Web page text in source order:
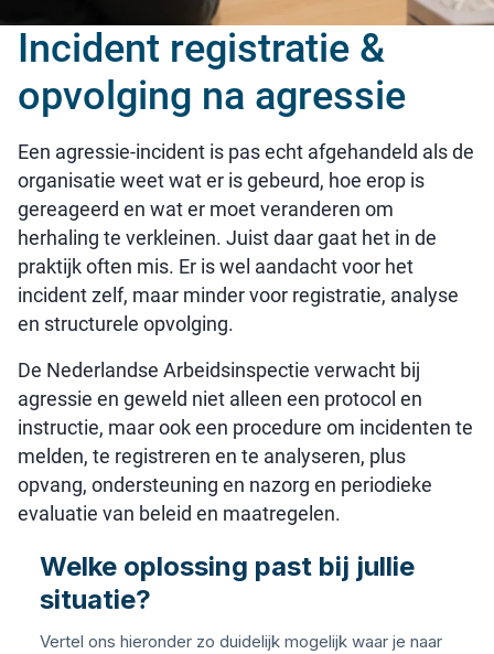
Incident registratie &
opvolging na agressie
Een agressie-incident is pas echt afgehandeld als de
organisatie weet wat er is gebeurd, hoe erop is
gereageerd en wat er moet veranderen om
herhaling te verkleinen. Juist daar gaat het in de
praktijk often mis. Er is wel aandacht voor het
incident zelf, maar minder voor registratie, analyse
en structurele opvolging.
De Nederlandse Arbeidsinspectie verwacht bij
agressie en geweld niet alleen een protocol en
instructie, maar ook een procedure om incidenten te
melden, te registreren en te analyseren, plus
opvang, ondersteuning en nazorg en periodieke
evaluatie van beleid en maatregelen.
Welke oplossing past bij jullie
situatie?
Vertel ons hieronder zo duidelijk mogelijk waar je naar